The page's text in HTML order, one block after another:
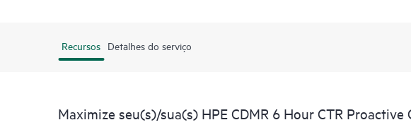
Recursos Detalhes do serviço
Maximize seu(s)/sua(s) HPE CDMR 6 Hour CTR